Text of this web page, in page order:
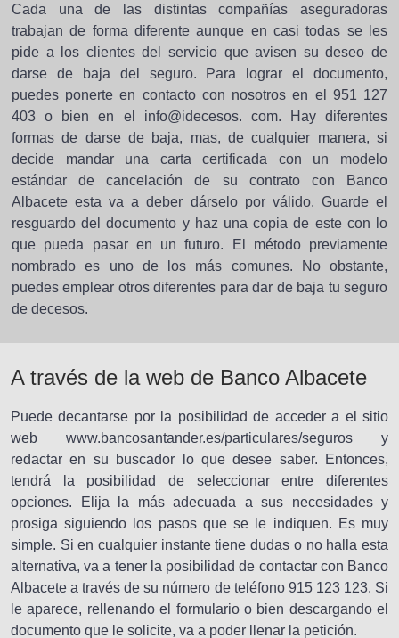
Cada una de las distintas compañías aseguradoras
trabajan de forma diferente aunque en casi todas se les
pide a los clientes del servicio que avisen su deseo de
darse de baja del seguro. Para lograr el documento,
puedes ponerte en contacto con nosotros en el 951 127
403 o bien en el info@idecesos. com. Hay diferentes
formas de darse de baja, mas, de cualquier manera, si
decide mandar una carta certificada con un modelo
estándar de cancelación de su contrato con Banco
Albacete esta va a deber dárselo por válido. Guarde el
resguardo del documento y haz una copia de este con lo
que pueda pasar en un futuro. El método previamente
nombrado es uno de los más comunes. No obstante,
puedes emplear otros diferentes para dar de baja tu seguro
de decesos.
A través de la web de Banco Albacete
Puede decantarse por la posibilidad de acceder a el sitio
web www.bancosantander.es/particulares/seguros y
redactar en su buscador lo que desee saber. Entonces,
tendrá la posibilidad de seleccionar entre diferentes
opciones. Elija la más adecuada a sus necesidades y
prosiga siguiendo los pasos que se le indiquen. Es muy
simple. Si en cualquier instante tiene dudas o no halla esta
alternativa, va a tener la posibilidad de contactar con Banco
Albacete a través de su número de teléfono 915 123 123. Si
le aparece, rellenando el formulario o bien descargando el
documento que le solicite, va a poder llenar la petición.